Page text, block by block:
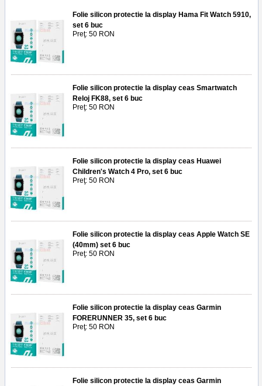
Folie silicon protectie la display Hama Fit Watch 5910,
set 6 buc
Preţ: 50 RON
Folie silicon protectie la display ceas Smartwatch
Reloj FK88, set 6 buc
Preţ: 50 RON
Folie silicon protectie la display ceas Huawei
Children's Watch 4 Pro, set 6 buc
Preţ: 50 RON
Folie silicon protectie la display ceas Apple Watch SE
(40mm) set 6 buc
Preţ: 50 RON
Folie silicon protectie la display ceas Garmin
FORERUNNER 35, set 6 buc
Preţ: 50 RON
Folie silicon protectie la display ceas Garmin